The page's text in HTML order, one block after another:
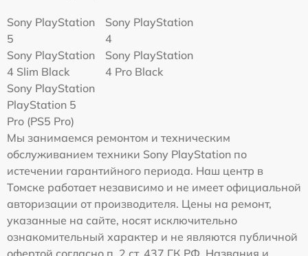
Sony PlayStation
5
Sony PlayStation
4
Sony PlayStation
4 Slim Black
Sony PlayStation
4 Pro Black
Sony PlayStation
PlayStation 5
Pro (PS5 Pro)
Мы занимаемся ремонтом и техническим
обслуживанием техники Sony PlayStation по
истечении гарантийного периода. Наш центр в
Томске работает независимо и не имеет официальной
авторизации от производителя. Цены на ремонт,
указанные на сайте, носят исключительно
ознакомительный характер и не являются публичной
офертой согласно п. 2 ст. 437 ГК РФ. Названия и